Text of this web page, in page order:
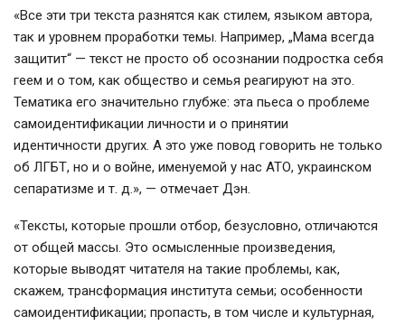
«Все эти три текста разнятся как стилем, языком автора,
так и уровнем проработки темы. Например, „Мама всегда
защитит“ — текст не просто об осознании подростка себя
геем и о том, как общество и семья реагируют на это.
Тематика его значительно глубже: эта пьеса о проблеме
самоидентификации личности и о принятии
идентичности других. А это уже повод говорить не только
об ЛГБТ, но и о войне, именуемой у нас АТО, украинском
сепаратизме и т. д.», — отмечает Дэн.
«Тексты, которые прошли отбор, безусловно, отличаются
от общей массы. Это осмысленные произведения,
которые выводят читателя на такие проблемы, как,
скажем, трансформация института семьи; особенности
самоидентификации; пропасть, в том числе и культурная,